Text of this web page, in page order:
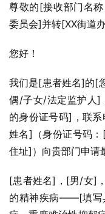
尊敬的[接收部门名
委员会]并转[XX街道
您好！
我们是[患者姓名]的[
偶/子女/法定监护人]
的身份证号码]，联
姓名]（身份证号码
住址]）向贵部门申请
[患者姓名]，[男/女]
的精神疾病——[填写